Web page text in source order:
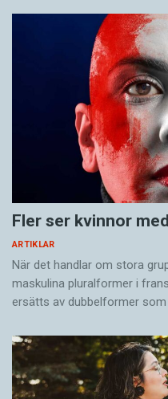
Fler ser kvinnor
ARTIKLAR
När det handlar om stora
maskulina pluralformer i
ersätts av dubbel­former